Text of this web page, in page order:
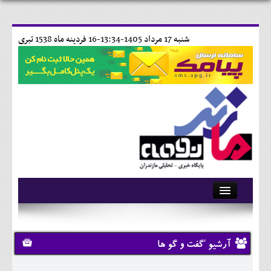
16 فردينه ماه 1538 تبری شنبه 17 مرداد 1405-13:34-
آرشیو
تماس با ما
وبلاگ
آرشیو 'گفت و گو ها